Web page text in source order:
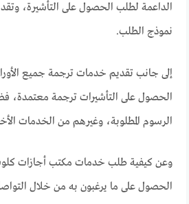
الداعمة لطلب الحصول على التأشيرة،
نموذج الطلب.
إلى جانب تقديم خدمات ترجمة جميع
الحصول على التأشيرات ترجمة معتمدة،
الرسوم المطلوبة، وغيرهم من الخدمات
وعن كيفية طلب خدمات مكتب أجازات
الحصول على ما يرغبون به من خلال